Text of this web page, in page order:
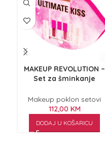
MAKEUP REVOLUTION –
Set za šminkanje
Makeup poklon setovi
112,00 KM
DODAJ U KOŠARICU